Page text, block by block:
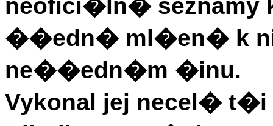
neofici�ln� seznamy
��edn� ml�en� k
ne��edn�m �inu.
Vykonal jej necel� t�i